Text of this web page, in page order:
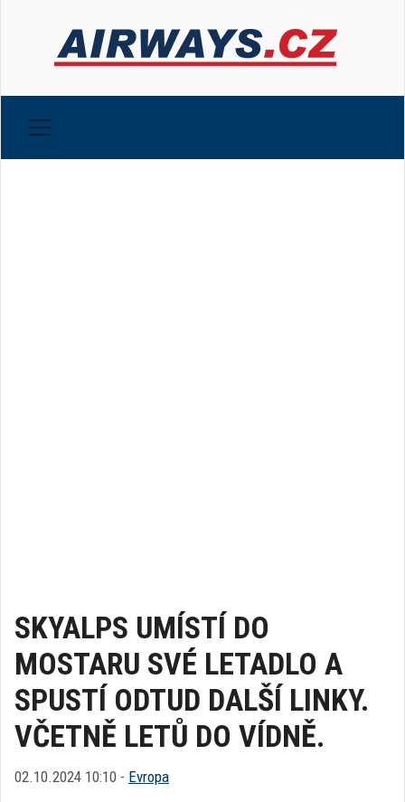
SKYALPS UMÍSTÍ DO
MOSTARU SVÉ LETADLO A
SPUSTÍ ODTUD DALŠÍ LINKY.
VČETNĚ LETŮ DO VÍDNĚ.
02.10.2024 10:10 - Evropa